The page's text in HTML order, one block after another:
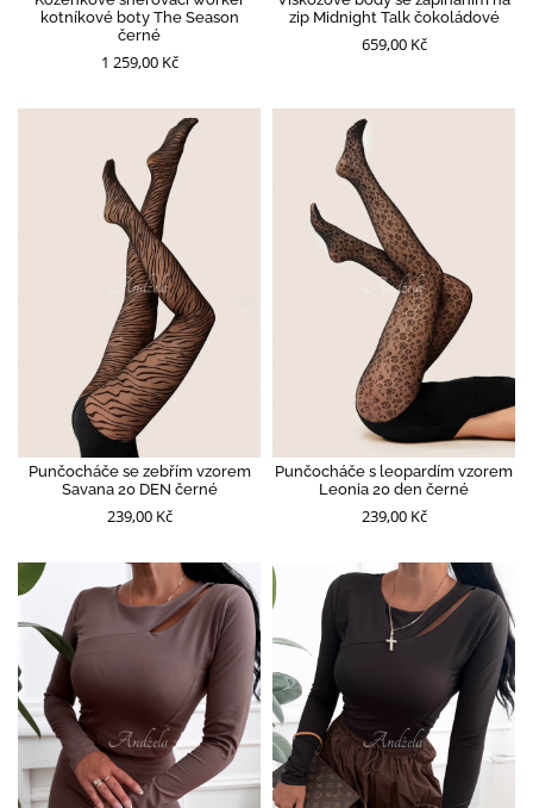
kotníkové boty The Season
černé
1 259,00 Kč
zip Midnight Talk čokoládové
659,00 Kč
Punčocháče se zebřím vzorem
Savana 20 DEN černé
239,00 Kč
Punčocháče s leopardím vzorem
Leonia 20 den černé
239,00 Kč